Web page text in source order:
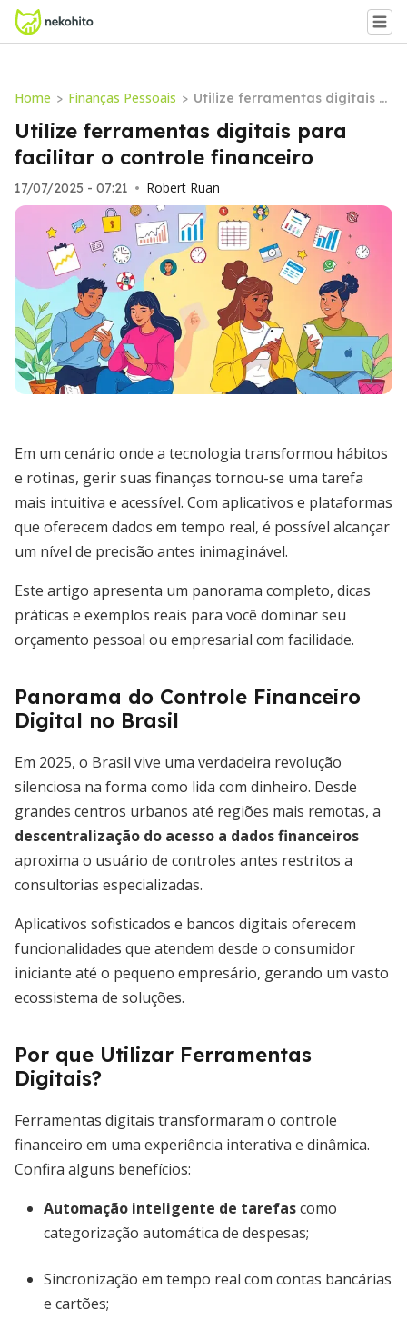
Home > Finanças Pessoais > Utilize ferramentas digitais p
ara facilitar o controle financ
eiro
Utilize ferramentas digitais para
facilitar o controle financeiro
17/07/2025 - 07:21 • Robert Ruan
Em um cenário onde a tecnologia transformou hábitos
e rotinas, gerir suas finanças tornou-se uma tarefa
mais intuitiva e acessível. Com aplicativos e plataformas
que oferecem dados em tempo real, é possível alcançar
um nível de precisão antes inimaginável.
Este artigo apresenta um panorama completo, dicas
práticas e exemplos reais para você dominar seu
orçamento pessoal ou empresarial com facilidade.
Panorama do Controle Financeiro
Digital no Brasil
Em 2025, o Brasil vive uma verdadeira revolução
silenciosa na forma como lida com dinheiro. Desde
grandes centros urbanos até regiões mais remotas, a
descentralização do acesso a dados financeiros
aproxima o usuário de controles antes restritos a
consultorias especializadas.
Aplicativos sofisticados e bancos digitais oferecem
funcionalidades que atendem desde o consumidor
iniciante até o pequeno empresário, gerando um vasto
ecossistema de soluções.
Por que Utilizar Ferramentas
Digitais?
Ferramentas digitais transformaram o controle
financeiro em uma experiência interativa e dinâmica.
Confira alguns benefícios:
Automação inteligente de tarefascomo
categorização automática de despesas;
Sincronização em tempo real com contas bancárias
e cartões;